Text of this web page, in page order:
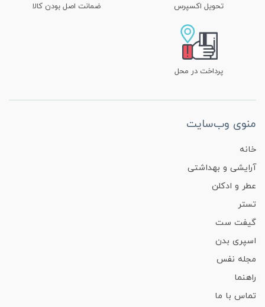
تحویل اکسپرس ضمانت اصل بودن کالا
پرداخت در محل
منوی وب‌سایت
خانه
آرایشی و بهداشتی
عطر و ادکلن
تستر
گیفت ست
اسپری بدن
مجله نفس
راهنما
تماس با ما